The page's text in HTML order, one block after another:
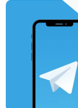
https://t.me/minskctvby